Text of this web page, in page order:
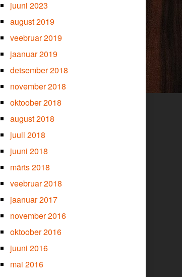
juuni 2023
august 2019
veebruar 2019
jaanuar 2019
detsember 2018
november 2018
oktoober 2018
august 2018
juuli 2018
juuni 2018
märts 2018
veebruar 2018
jaanuar 2017
november 2016
oktoober 2016
juuni 2016
mai 2016